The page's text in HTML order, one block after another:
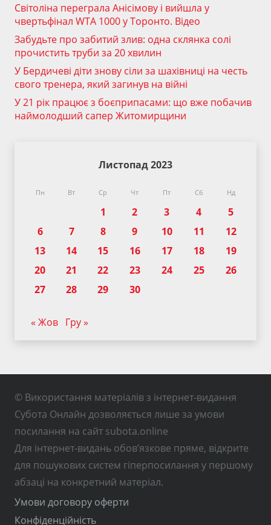
Світоліна переграла Анісімову і вийшла у
чвертьфінал WTA 1000 у Торонто. Відео
Забудьте про забитий злив: одна склянка солі
прочистить труби за 20 хвилин
У Бердичеві діти знову сіли за шахівниці на честь
свого тренера, який загинув на війні
У 21 рік працює з боєприпасами: що вже побачив
наймолодший сапер Житомирщини
Листопад 2023
Пн Вт Ср Чт Пт Сб Нд
1 2 3 4
5
6
7 8 9 10 11
12
13
14 15 16 17 18
19
20
21 22 23 24 25
26
27
28 29 30
« Жов Гру »
© Використання матеріалів з інтернет-видання
Субота Онлайн дозволяється лише за умови
посилання на сайт subota.online
Для інтернет-видань обов’язкове пряме, відкрите
для пошукових систем гіперпосилання у першому
абзаці на конкретний матеріал.
Умови договору оферти
Конфіденційність